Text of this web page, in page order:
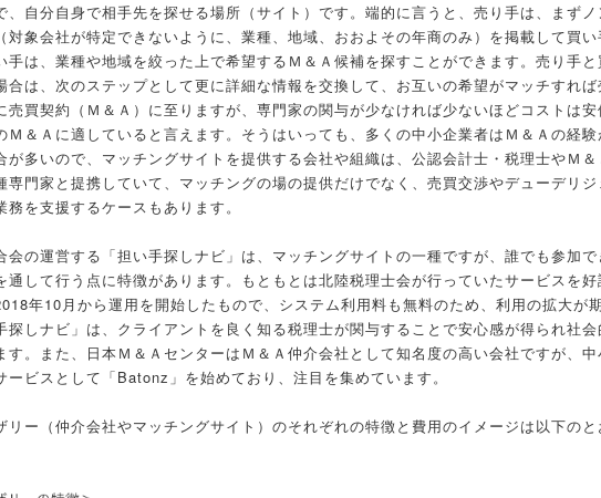
、自分自身で相手先を探せる場所（サイト）です。端的に言うと、売り手は、まずノ
対象会社が特定できないように、業種、地域、おおよその年商のみ）を掲載して買
手は、業種や地域を絞った上で希望するＭ＆Ａ候補を探すことができます。売り手
合は、次のステップとして更に詳細な情報を交換して、お互いの希望がマッチすれ
売買契約（Ｍ＆Ａ）に至りますが、専門家の関与が少なければ少ないほどコストは安
Ｍ＆Ａに適していると言えます。そうはいっても、多くの中小企業者はＭ＆Ａの経験
が多いので、マッチングサイトを提供する会社や組織は、公認会計士・税理士やＭ
専門家と提携していて、マッチングの場の提供だけでなく、売買交渉やデューデリジ
を支援するケースもあります。
会の運営する「担い手探しナビ」は、マッチングサイトの一種ですが、誰でも参加で
通して行う点に特徴があります。もともとは北陸税理士会が行っていたサービスを好
年10月から運用を開始したもので、システム利用料も無料のため、利用の拡大が
探しナビ」は、クライアントを良く知る税理士が関与することで安心感が得られ社
す。また、日本Ｍ＆ＡセンターはＭ＆Ａ仲介会社として知名度の高い会社ですが、中
ービスとして「Batonz」を始めており、注目を集めています。
リー（仲介会社やマッチングサイト）のそれぞれの特徴と費用のイメージは以下の